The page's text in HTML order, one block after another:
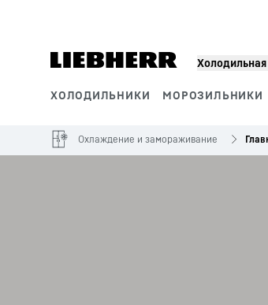
ХОЛОДИЛЬНИКИ МОРОЗИЛЬНИКИ
Охлаждение и замораживание